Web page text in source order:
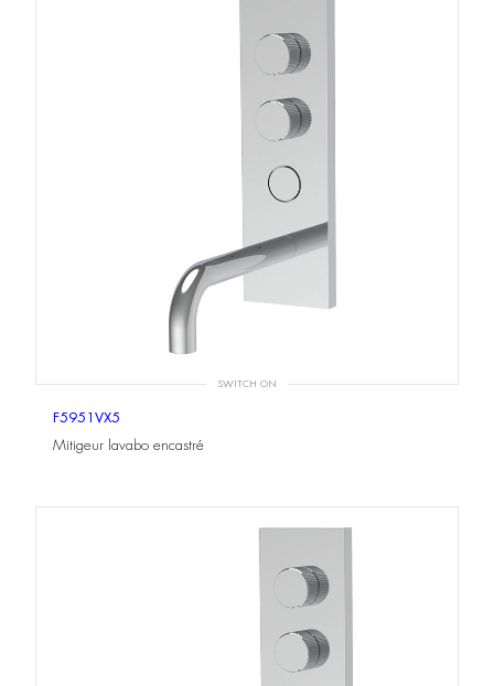
SWITCH ON
F5951VX5
Mitigeur lavabo encastré